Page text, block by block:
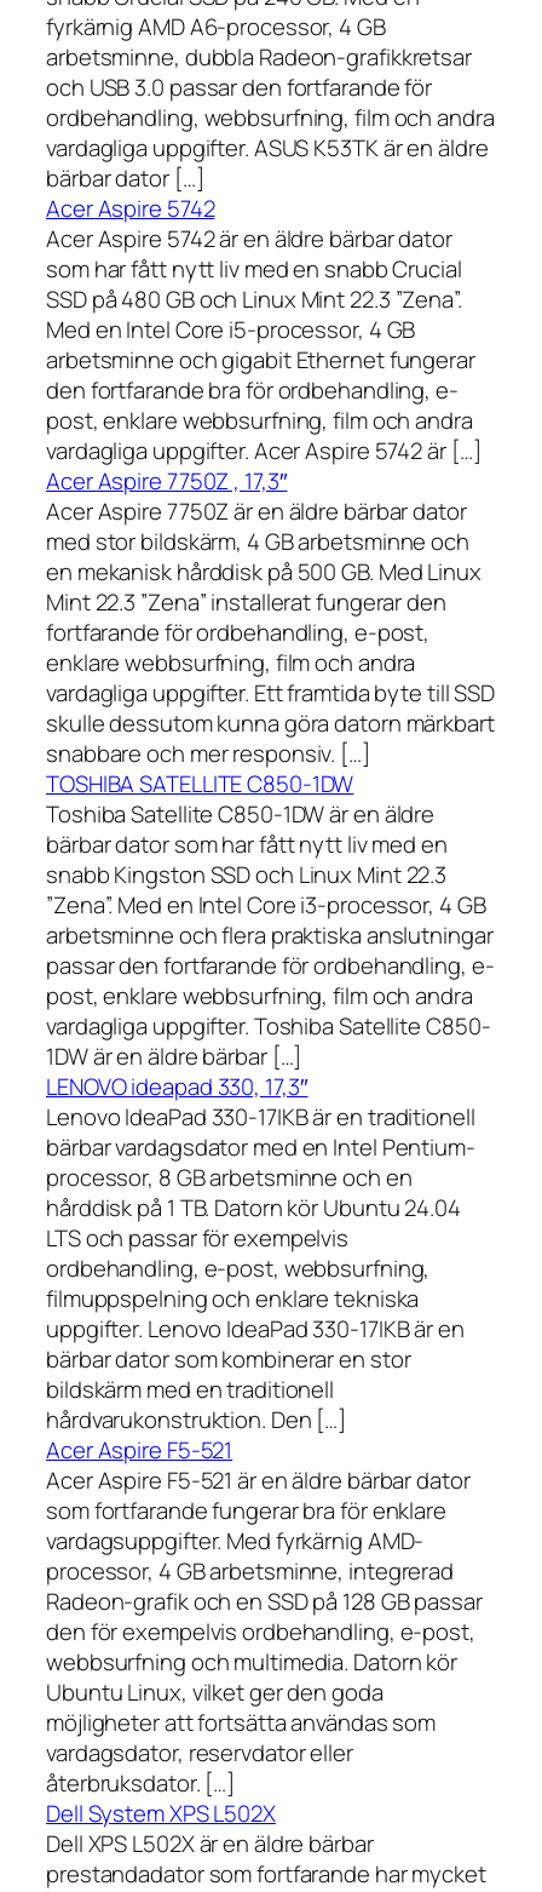
fyrkärnig AMD A6-processor, 4 GB
arbetsminne, dubbla Radeon-grafikkretsar
och USB 3.0 passar den fortfarande för
ordbehandling, webbsurfning, film och andra
vardagliga uppgifter. ASUS K53TK är en äldre
bärbar dator […]
Acer Aspire 5742
Acer Aspire 5742 är en äldre bärbar dator
som har fått nytt liv med en snabb Crucial
SSD på 480 GB och Linux Mint 22.3 ”Zena”.
Med en Intel Core i5-processor, 4 GB
arbetsminne och gigabit Ethernet fungerar
den fortfarande bra för ordbehandling, e-
post, enklare webbsurfning, film och andra
vardagliga uppgifter. Acer Aspire 5742 är […]
Acer Aspire 7750Z , 17,3″
Acer Aspire 7750Z är en äldre bärbar dator
med stor bildskärm, 4 GB arbetsminne och
en mekanisk hårddisk på 500 GB. Med Linux
Mint 22.3 ”Zena” installerat fungerar den
fortfarande för ordbehandling, e-post,
enklare webbsurfning, film och andra
vardagliga uppgifter. Ett framtida byte till SSD
skulle dessutom kunna göra datorn märkbart
snabbare och mer responsiv. […]
TOSHIBA SATELLITE C850-1DW
Toshiba Satellite C850-1DW är en äldre
bärbar dator som har fått nytt liv med en
snabb Kingston SSD och Linux Mint 22.3
”Zena”. Med en Intel Core i3-processor, 4 GB
arbetsminne och flera praktiska anslutningar
passar den fortfarande för ordbehandling, e-
post, enklare webbsurfning, film och andra
vardagliga uppgifter. Toshiba Satellite C850-
1DW är en äldre bärbar […]
LENOVO ideapad 330, 17,3″
Lenovo IdeaPad 330-17IKB är en traditionell
bärbar vardagsdator med en Intel Pentium-
processor, 8 GB arbetsminne och en
hårddisk på 1 TB. Datorn kör Ubuntu 24.04
LTS och passar för exempelvis
ordbehandling, e-post, webbsurfning,
filmuppspelning och enklare tekniska
uppgifter. Lenovo IdeaPad 330-17IKB är en
bärbar dator som kombinerar en stor
bildskärm med en traditionell
hårdvarukonstruktion. Den […]
Acer Aspire F5-521
Acer Aspire F5-521 är en äldre bärbar dator
som fortfarande fungerar bra för enklare
vardagsuppgifter. Med fyrkärnig AMD-
processor, 4 GB arbetsminne, integrerad
Radeon-grafik och en SSD på 128 GB passar
den för exempelvis ordbehandling, e-post,
webbsurfning och multimedia. Datorn kör
Ubuntu Linux, vilket ger den goda
möjligheter att fortsätta användas som
vardagsdator, reservdator eller
återbruksdator. […]
Dell System XPS L502X
Dell XPS L502X är en äldre bärbar
prestandadator som fortfarande har mycket